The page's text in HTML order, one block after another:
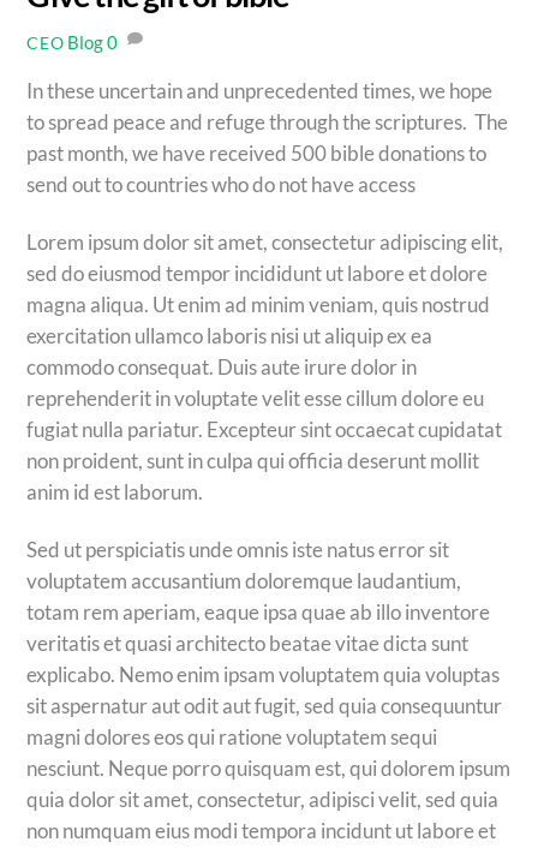
CEO Blog0
In these uncertain and unprecedented times, we hope
to spread peace and refuge through the scriptures. The
past month, we have received 500 bible donations to
send out to countries who do not have access
Lorem ipsum dolor sit amet, consectetur adipiscing elit,
sed do eiusmod tempor incididunt ut labore et dolore
magna aliqua. Ut enim ad minim veniam, quis nostrud
exercitation ullamco laboris nisi ut aliquip ex ea
commodo consequat. Duis aute irure dolor in
reprehenderit in voluptate velit esse cillum dolore eu
fugiat nulla pariatur. Excepteur sint occaecat cupidatat
non proident, sunt in culpa qui officia deserunt mollit
anim id est laborum.
Sed ut perspiciatis unde omnis iste natus error sit
voluptatem accusantium doloremque laudantium,
totam rem aperiam, eaque ipsa quae ab illo inventore
veritatis et quasi architecto beatae vitae dicta sunt
explicabo. Nemo enim ipsam voluptatem quia voluptas
sit aspernatur aut odit aut fugit, sed quia consequuntur
magni dolores eos qui ratione voluptatem sequi
nesciunt. Neque porro quisquam est, qui dolorem ipsum
quia dolor sit amet, consectetur, adipisci velit, sed quia
non numquam eius modi tempora incidunt ut labore et